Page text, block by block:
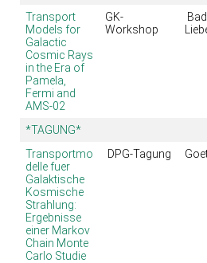
Transport
Models for
Galactic
Cosmic Rays
in the Era of
Pamela,
Fermi and
AMS-02
GK-
Workshop
Bad
*TAGUNG*
Transportmo
delle fuer
Galaktische
Kosmische
Strahlung:
Ergebnisse
einer Markov
Chain Monte
Carlo Studie
DPG-Tagung